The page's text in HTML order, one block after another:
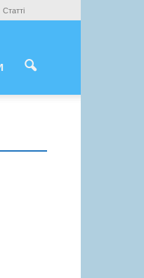
Статті